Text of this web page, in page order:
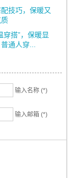
技巧，保暖又
穿搭”，保暖显
通人穿...
输入名称 (*)
输入邮箱 (*)